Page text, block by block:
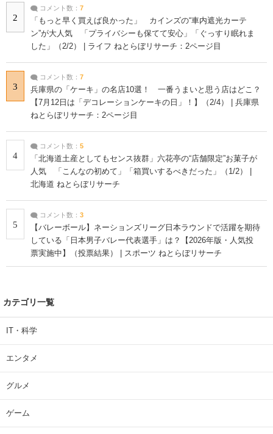
2
コメント数： 7
「もっと早く買えば良かった」 カインズの“車内遮光カーテ
ン”が大人気 「プライバシーも保てて安心」「ぐっすり眠れま
した」（2/2） | ライフ ねとらぼリサーチ：2ページ目
3
コメント数： 7
兵庫県の「ケーキ」の名店10選！ 一番うまいと思う店はどこ？
【7月12日は「デコレーションケーキの日」！】（2/4） | 兵庫県
ねとらぼリサーチ：2ページ目
4
コメント数： 5
「北海道土産としてもセンス抜群」六花亭の“店舗限定”お菓子が
人気 「こんなの初めて」「箱買いするべきだった」（1/2） |
北海道 ねとらぼリサーチ
5
コメント数： 3
【バレーボール】ネーションズリーグ日本ラウンドで活躍を期待
している「日本男子バレー代表選手」は？【2026年版・人気投
票実施中】（投票結果） | スポーツ ねとらぼリサーチ
カテゴリ一覧
IT・科学
エンタメ
グルメ
ゲーム